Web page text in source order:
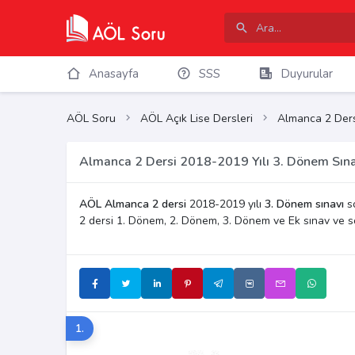
Anasayfa SSS Duyurular
AÖL Soru AÖL Açık Lise Dersleri Almanca 2
Almanca 2 Dersi 2018-2019 Yılı 3. Dönem
AÖL Almanca 2 dersi 2018-2019 yılı 3. Dönem sınavı
2 dersi 1. Dönem, 2. Dönem, 3. Dönem ve Ek sınav ve
1.